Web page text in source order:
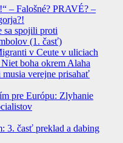
– Falošné? PRAVÉ? –
sa spojili proti
(1. časť)
v Ceute v uliciach
boha okrem Alaha
verejne prisahať
pre Európu: Zlyhanie
3. časť preklad a dabing